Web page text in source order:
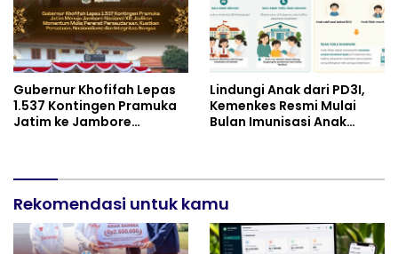
Gubernur Khofifah Lepas
1.537 Kontingen Pramuka
Jatim ke Jambore
Semangat Nasionalisme
Lindungi Anak dari PD3I,
Kemenkes Resmi Mulai
Bulan Imunisasi Anak
Rekomendasi untuk kamu